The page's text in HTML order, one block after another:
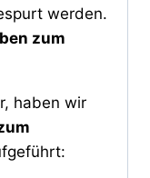
werden.
zum
haben wir